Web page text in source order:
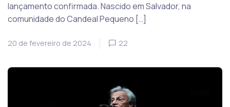
lançamento confirmada. Nascido em Salvador, na
comunidade do Candeal Pequeno […]
20 de fevereiro de 2024 22